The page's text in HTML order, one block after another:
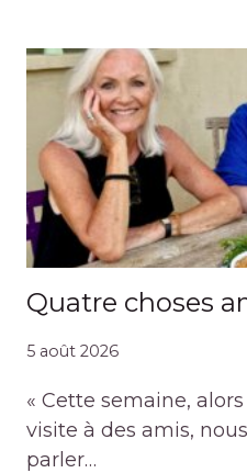
Quatre choses
5 août 2026
« Cette semaine,
visite à des amis,
parler…